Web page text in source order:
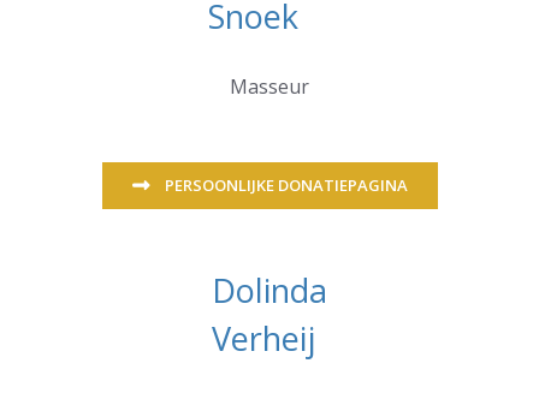
Snoek
Masseur
PERSOONLIJKE DONATIEPAGINA
Dolinda
Verheij